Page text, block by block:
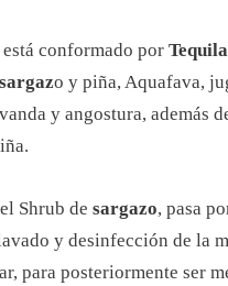
está conformado por
sargazo y piña, Aquafava,
y angostura, además
Shrub de sargazo, pasa
y desinfección de la
para posteriormente ser